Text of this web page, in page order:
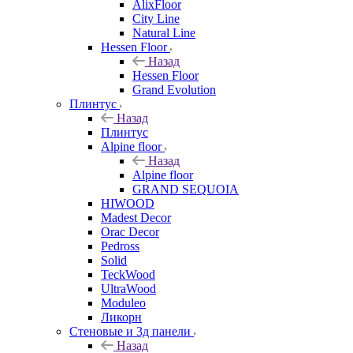
AlixFloor
City Line
Natural Line
Hessen Floor
Назад
Hessen Floor
Grand Evolution
Плинтус
Назад
Плинтус
Alpine floor
Назад
Alpine floor
GRAND SEQUOIA
HIWOOD
Madest Decor
Orac Decor
Pedross
Solid
TeckWood
UltraWood
Moduleo
Ликорн
Стеновые и 3д панели
Назад